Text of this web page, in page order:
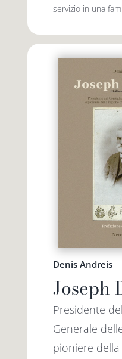
servizio in una
Denis Andreis
Joseph
Presidente
Generale
pioniere